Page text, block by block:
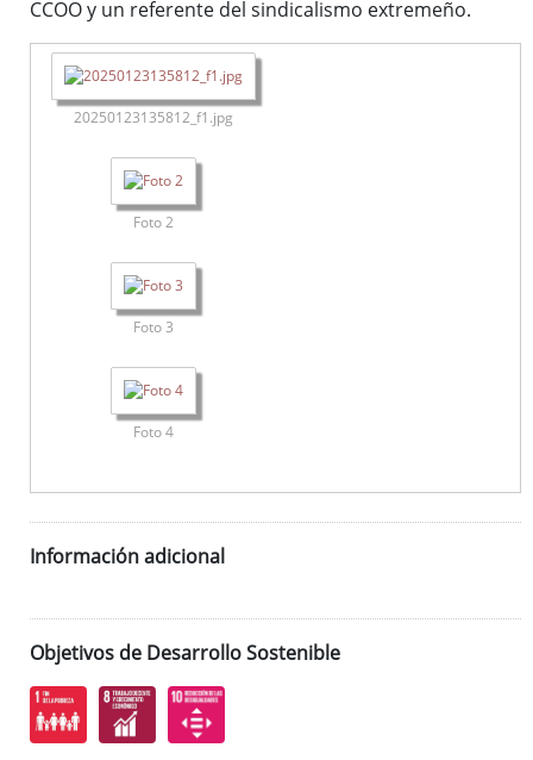
CCOO y un referente del sindicalismo extremeño.
20250123135812_f1.jpg
Foto 2
Foto 3
Foto 4
Información adicional
Objetivos de Desarrollo Sostenible